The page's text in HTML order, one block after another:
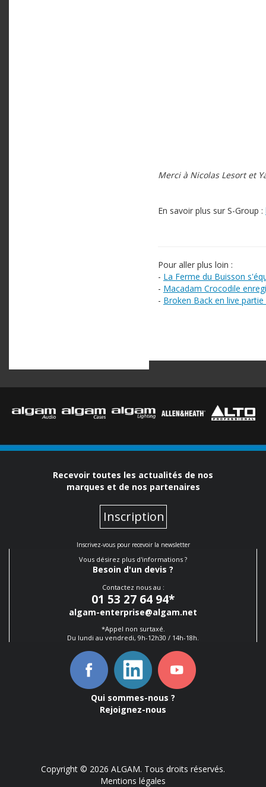
Merci à Nicolas Lesort et
En savoir plus sur S-Group :
Pour aller plus loin :
- La Ferme du Buisson
- Macadam Crocodile
- Broken Back en live
Recevoir toutes les actualités de nos
marques et de nos partenaires
Inscription
Inscrivez-vous pour recevoir la newsletter
Vous désirez plus d'informations ?
Besoin d'un devis ?
Contactez nous au :
01 53 27 64 94*
algam-enterprise@algam.net
*Appel non surtaxé.
Du lundi au vendredi, 9h-12h30 / 14h-18h.
Qui sommes-nous ?
Rejoignez-nous
Copyright © 2026 ALGAM. Tous droits réservés.
Mentions légales